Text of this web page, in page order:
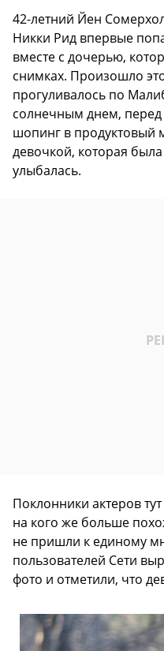
42-летний Йен
Никки Рид впервые
вместе с дочерью,
снимках. Произошло
прогуливалось по
солнечным днем, перед
шопинг в продуктовый
девочкой, которая
улыбалась.
Поклонники актеров
на кого же больше
не пришли к единому
пользователей Сети
фото и отметили, что